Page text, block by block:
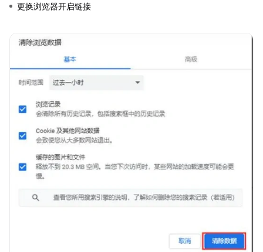
更换浏览器开启链接